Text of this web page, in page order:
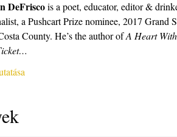
DeFrisco is a poet, educator, editor &
a Pushcart Prize nominee, 2017
County. He’s the author of A Heart